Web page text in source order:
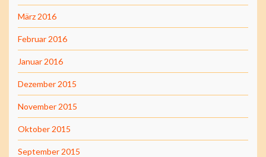
März 2016
Februar 2016
Januar 2016
Dezember 2015
November 2015
Oktober 2015
September 2015